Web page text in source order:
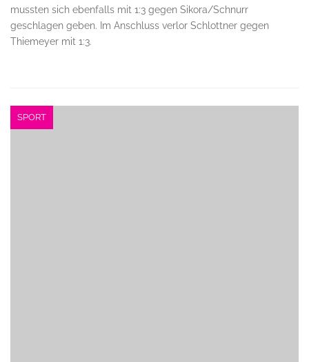
mussten sich ebenfalls mit 1:3 gegen Sikora/Schnurr
geschlagen geben. Im Anschluss verlor Schlottner gegen
Thiemeyer mit 1:3.
SPORT